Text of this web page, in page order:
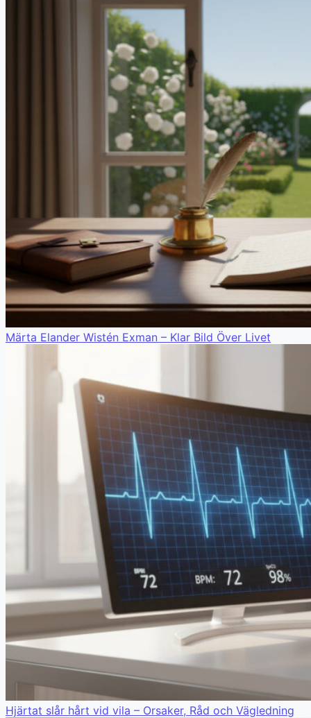
Märta Elander Wistén Exman – Klar Bild Över Livet
Hjärtat slår hårt vid vila – Orsaker, Råd och Vägledning